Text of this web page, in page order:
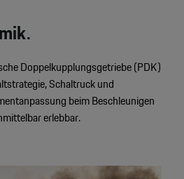
Doppelkupplungsgetriebe (PDK)
Schaltruck und
beim Beschleunigen
erlebbar.